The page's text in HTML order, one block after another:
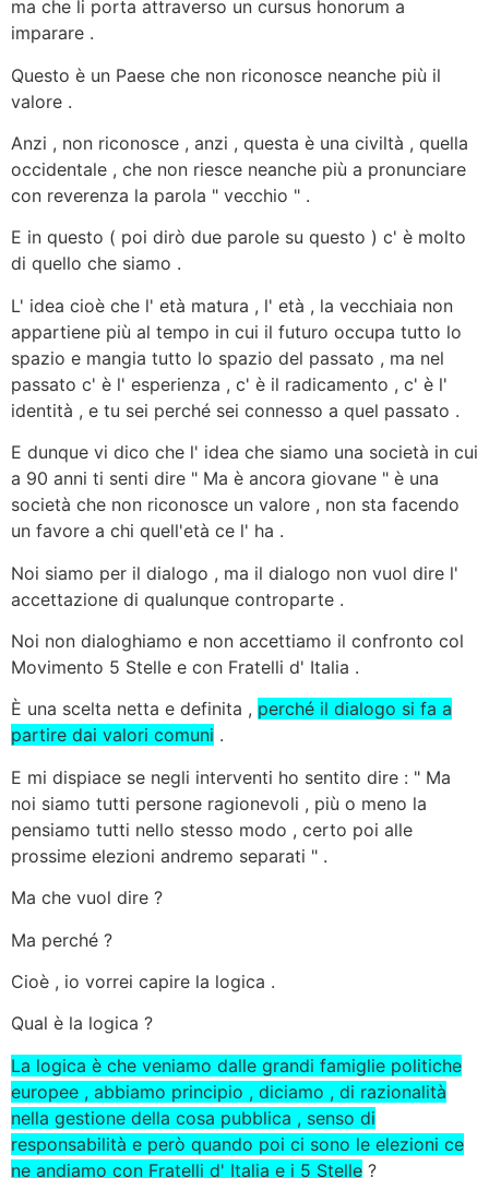
ma che li porta attraverso un cursus honorum a
imparare .
Questo è un Paese che non riconosce neanche più il
valore .
Anzi , non riconosce , anzi , questa è una civiltà , quella
occidentale , che non riesce neanche più a pronunciare
con reverenza la parola " vecchio " .
E in questo ( poi dirò due parole su questo ) c' è molto
di quello che siamo .
L' idea cioè che l' età matura , l' età , la vecchiaia non
appartiene più al tempo in cui il futuro occupa tutto lo
spazio e mangia tutto lo spazio del passato , ma nel
passato c' è l' esperienza , c' è il radicamento , c' è l'
identità , e tu sei perché sei connesso a quel passato .
E dunque vi dico che l' idea che siamo una società in cui
a 90 anni ti senti dire " Ma è ancora giovane " è una
società che non riconosce un valore , non sta facendo
un favore a chi quell'età ce l' ha .
Noi siamo per il dialogo , ma il dialogo non vuol dire l'
accettazione di qualunque controparte .
Noi non dialoghiamo e non accettiamo il confronto col
Movimento 5 Stelle e con Fratelli d' Italia .
È una scelta netta e definita , perché il dialogo si fa a
partire dai valori comuni .
E mi dispiace se negli interventi ho sentito dire : " Ma
noi siamo tutti persone ragionevoli , più o meno la
pensiamo tutti nello stesso modo , certo poi alle
prossime elezioni andremo separati " .
Ma che vuol dire ?
Ma perché ?
Cioè , io vorrei capire la logica .
Qual è la logica ?
La logica è che veniamo dalle grandi famiglie politiche
europee , abbiamo principio , diciamo , di razionalità
nella gestione della cosa pubblica , senso di
responsabilità e però quando poi ci sono le elezioni ce
ne andiamo con Fratelli d' Italia e i 5 Stelle ?